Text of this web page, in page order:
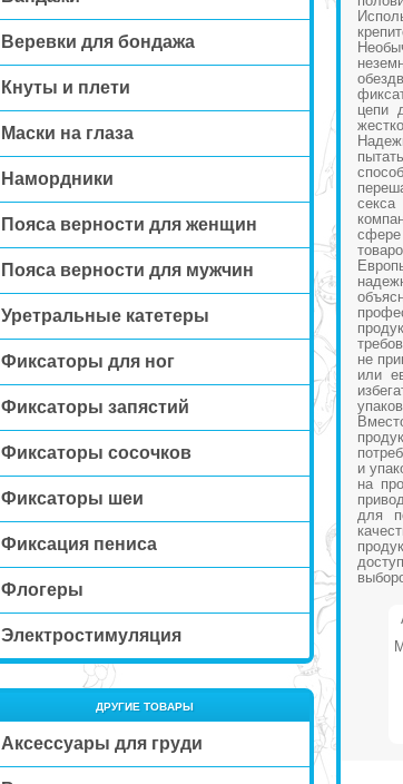
Веревки для бондажа
Кнуты и плети
Маски на глаза
Намордники
Пояса верности для женщин
Пояса верности для мужчин
Уретральные катетеры
Фиксаторы для ног
Фиксаторы запястий
Фиксаторы сосочков
Фиксаторы шеи
Фиксация пениса
Флогеры
Электростимуляция
ДРУГИЕ ТОВАРЫ
Аксессуары для груди
цепи
не
или
и
на
для